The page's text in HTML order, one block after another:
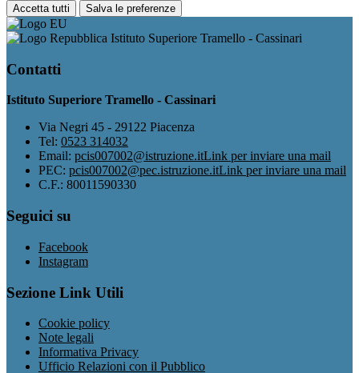
Accetta tutti Salva le preferenze
Istituto Superiore Tramello - Cassinari
Contatti
Istituto Superiore Tramello - Cassinari
Via Negri 45 - 29122 Piacenza
Tel: 0523 314032
Email: pcis007002@istruzione.itLink per inviare una mail
PEC: pcis007002@pec.istruzione.itLink per inviare una mail
C.F.: 80011590330
Seguici su
Facebook
Instagram
Sezione Link Utili
Cookie policy
Note legali
Informativa Privacy
Ufficio Relazioni con il Pubblico